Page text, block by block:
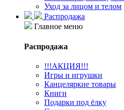
Уход за лицом и телом
Распродажа
Главное меню
Распродажа
!!!АКЦИЯ!!!
Игры и игрушки
Канцеляркие товары
Книги
Подарки под ёлку